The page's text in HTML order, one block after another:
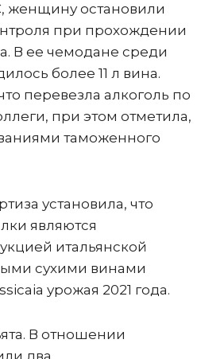
женщину остановили
при прохождении
В ее чемодане среди
более 11 л вина.
перевезла алкоголь по
при этом отметила,
таможенного
установила, что
являются
итальянской
сухими винами
урожая 2021 года.
В отношении